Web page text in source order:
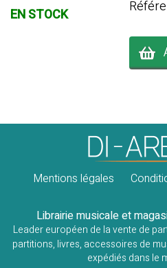
EN STOCK
Mentions légales
Librairie musicale et
Leader européen de la vente de
partitions, livres, accessoires de
expédiés dans le